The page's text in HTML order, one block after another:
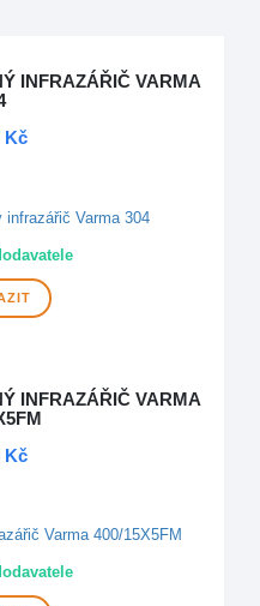
INFRAZÁŘIČ VARMA
Kč
INFRAZÁŘIČ VARMA
Kč